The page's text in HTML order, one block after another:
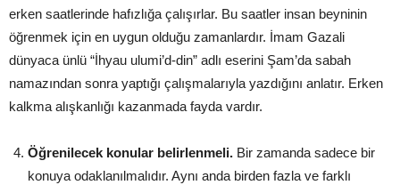
erken saatlerinde hafızlığa çalışırlar. Bu saatler insan beyninin
öğrenmek için en uygun olduğu zamanlardır. İmam Gazali
dünyaca ünlü “İhyau ulumi’d-din” adlı eserini Şam’da sabah
namazından sonra yaptığı çalışmalarıyla yazdığını anlatır. Erken
kalkma alışkanlığı kazanmada fayda vardır.
Öğrenilecek konular belirlenmeli. Bir zamanda sadece bir
konuya odaklanılmalıdır. Aynı anda birden fazla ve farklı